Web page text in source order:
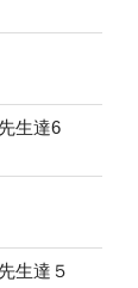
生達6
生達５